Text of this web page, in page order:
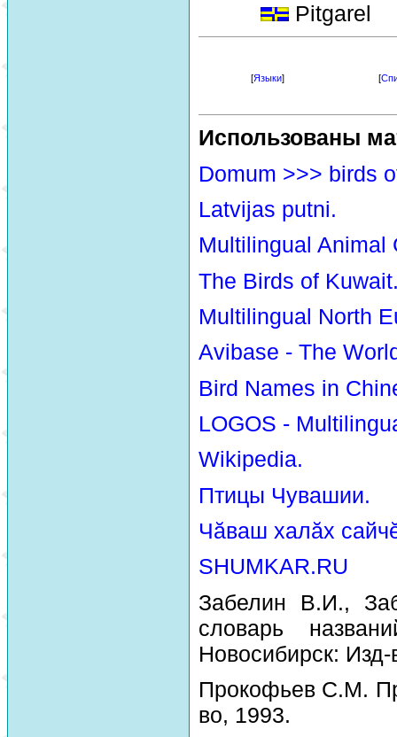
Pitgarel
[Языки] [
Использованы
Domum >>> birds
Latvijas putni.
Multilingual Animal
The Birds of
Multilingual North
Avibase - The
Bird Names in
LOGOS -
Wikipedia.
Птицы Чувашии.
Чăваш халăх
SHUMKAR.RU
Забелин В.И.,
словарь
Новосибирск:
Прокофьев С.М.
во, 1993.